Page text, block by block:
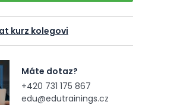
kurz kolegovi
Máte dotaz?
+420 731 175 867
edu@edutrainings.cz